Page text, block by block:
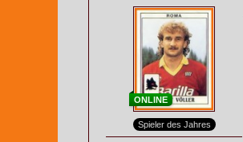
ONLINE
Spieler des Jahres